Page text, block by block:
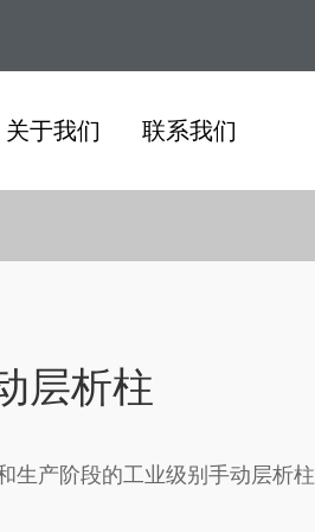
关于我们 联系我们
层析柱
生产阶段的工业级别手动层析柱